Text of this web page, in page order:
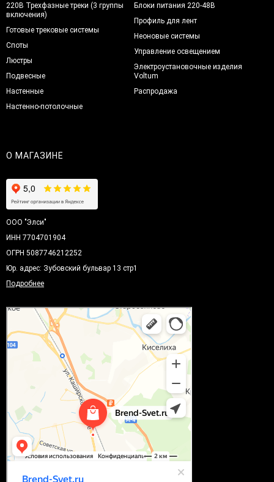
220В Трехфазные треки (3 группы
включения)
Готовые трековые системы
Споты
Люстры
Подвесные
Настенные
Настенно-потолочные
Блоки питания 220-48В
Профиль для лент
Неоновые системы
Управление освещением
Электроустановочные изделия
Voltum
Распродажа
О МАГАЗИНЕ
ООО "Элси"
ИНН 7704701904
ОГРН 5087746212252
Юр. адрес: Зубовский бульвар 13 стр1
Подробнее